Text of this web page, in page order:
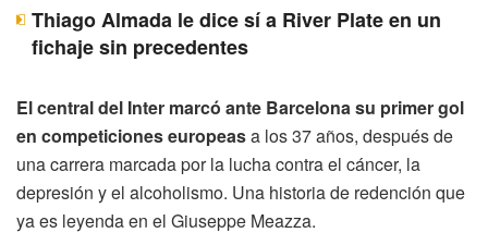
Thiago Almada le dice sí a River Plate en un
fichaje sin precedentes
El central del Inter marcó ante Barcelona su primer gol
en competiciones europeasa los 37 años, después de
una carrera marcada por la lucha contra el cáncer, la
depresión y el alcoholismo. Una historia de redención que
ya es leyenda en el Giuseppe Meazza.